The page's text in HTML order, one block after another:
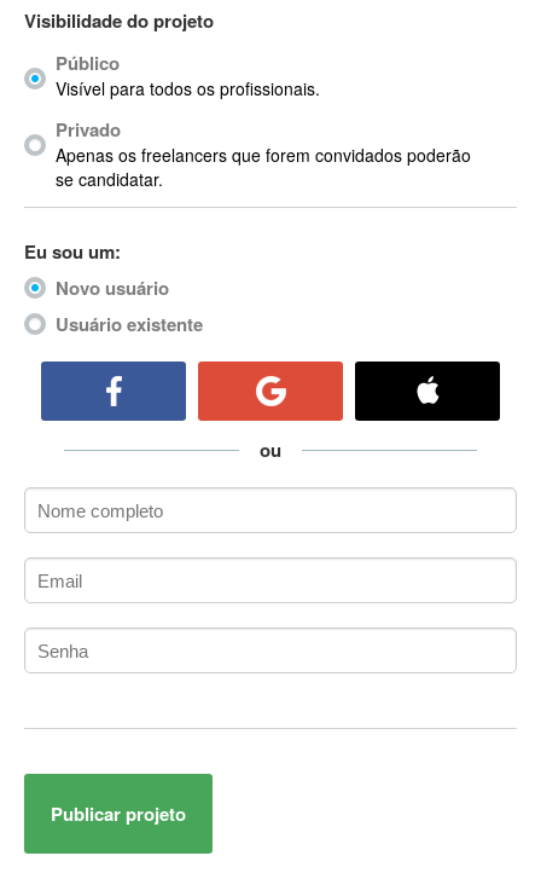
Acrobat
Acrobat X
Acronis
ACT
ActionScript
ActionScript 3
Active Directory
ActiveX Data Objects (ADO)
ADK
Administração Acadêmica
Administração de Artistas e Repertórios
Administração de Banco de Dados
Administração de Redes
Administrador de Sistemas
Adobe After Effects
Adobe AIR
Visibilidade do projeto
Público
Visível para todos os profissionais.
Privado
Apenas os freelancers que forem convidados poderão
se candidatar.
Eu sou um:
Novo usuário
Usuário existente
ou
Publicar projeto